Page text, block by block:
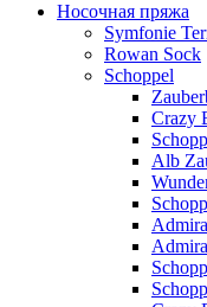
Носочная пряжа
Symfonie
Rowan Sock
Schoppel
Crazy
Alb